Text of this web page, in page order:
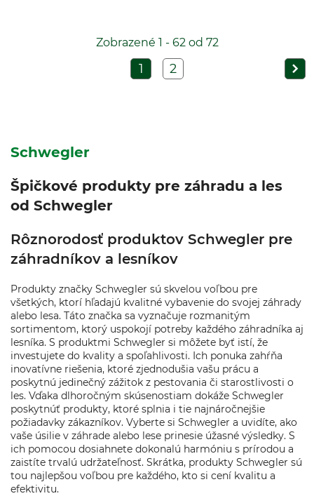
Zobrazené 1 - 62 od 72
1 2
Schwegler
Špičkové produkty pre záhradu a les
od Schwegler
Rôznorodosť produktov Schwegler pre
záhradníkov a lesníkov
Produkty značky Schwegler sú skvelou voľbou pre
všetkých, ktorí hľadajú kvalitné vybavenie do svojej záhrady
alebo lesa. Táto značka sa vyznačuje rozmanitým
sortimentom, ktorý uspokojí potreby každého záhradníka aj
lesníka. S produktmi Schwegler si môžete byť istí, že
investujete do kvality a spoľahlivosti. Ich ponuka zahŕňa
inovatívne riešenia, ktoré zjednodušia vašu prácu a
poskytnú jedinečný zážitok z pestovania či starostlivosti o
les. Vďaka dlhoročným skúsenostiam dokáže Schwegler
poskytnúť produkty, ktoré splnia i tie najnáročnejšie
požiadavky zákazníkov. Vyberte si Schwegler a uvidíte, ako
vaše úsilie v záhrade alebo lese prinesie úžasné výsledky. S
ich pomocou dosiahnete dokonalú harmóniu s prírodou a
zaistíte trvalú udržateľnosť. Skrátka, produkty Schwegler sú
tou najlepšou voľbou pre každého, kto si cení kvalitu a
efektivitu.